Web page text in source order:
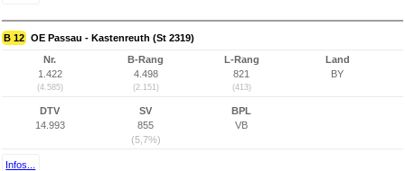
B 12 OE Passau - Kastenreuth (St 2319)
Nr.
1.422
(4.585)
B-Rang
4.498
(2.151)
L-Rang
821
(413)
Land
BY
DTV
14.993
SV
855
(5,7%)
BPL
VB
Infos...